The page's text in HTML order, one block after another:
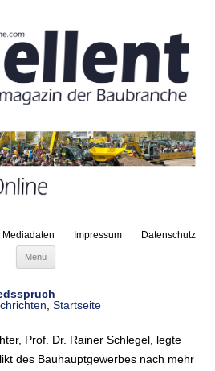
Mediadaten Impressum Datenschutz
Menü
Startseite
Prof. Dr. Rainer Schlegel, legte
des Bauhauptgewerbes nach mehr